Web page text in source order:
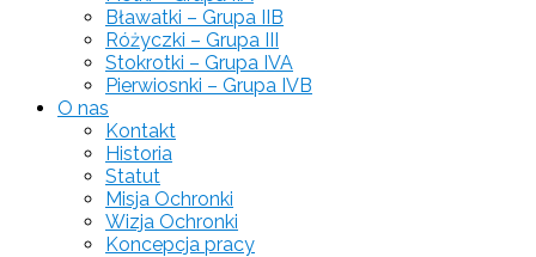
Bławatki – Grupa IIB
Różyczki – Grupa III
Stokrotki – Grupa IVA
Pierwiosnki – Grupa IVB
O nas
Kontakt
Historia
Statut
Misja Ochronki
Wizja Ochronki
Koncepcja pracy